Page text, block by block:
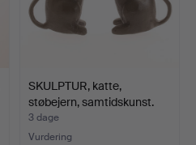
SKULPTUR, katte,
støbejern, samtidskunst.
3 dage
Vurdering